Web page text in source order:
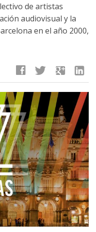
de artistas
audiovisual y la
en el año 2000,
facebook twitter google linkedin